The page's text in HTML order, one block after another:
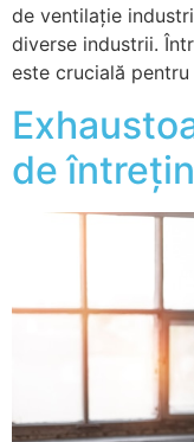
de ventilație
diverse industrii.
este crucială
de